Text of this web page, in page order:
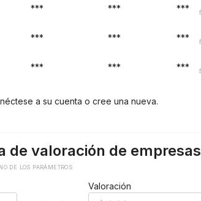
*** *** ***
*** *** ***
*** *** ***
a su cuenta o cree una nueva.
de valoración de empresas
DE LOS PARÁMETROS
Valoración